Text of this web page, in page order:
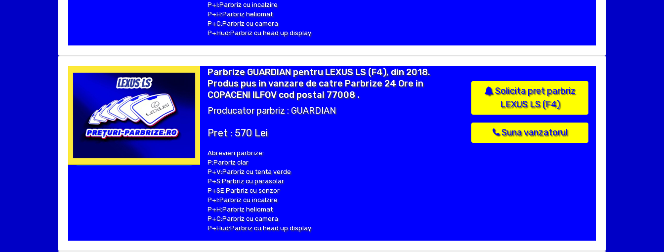
P+I:Parbriz cu incalzire
P+H:Parbriz heliomat
P+C:Parbriz cu camera
P+Hud:Parbriz cu head up display
Parbrize GUARDIAN pentru LEXUS LS (F4), din 2018.
Produs pus in vanzare de catre Parbrize 24 Ore in
COPACENI ILFOV cod postal 77008 .
Producator parbriz : GUARDIAN
Pret : 570 Lei
Abrevieri parbrize:
P:Parbriz clar
P+V:Parbriz cu tenta verde
P+S:Parbriz cu parasolar
P+SE:Parbriz cu senzor
P+I:Parbriz cu incalzire
P+H:Parbriz heliomat
P+C:Parbriz cu camera
P+Hud:Parbriz cu head up display
Solicita pret parbriz
LEXUS LS (F4)
Suna vanzatorul